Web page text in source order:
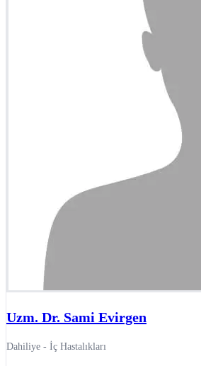
Uzm. Dr. Sami Evirgen
Dahiliye - İç Hastalıkları